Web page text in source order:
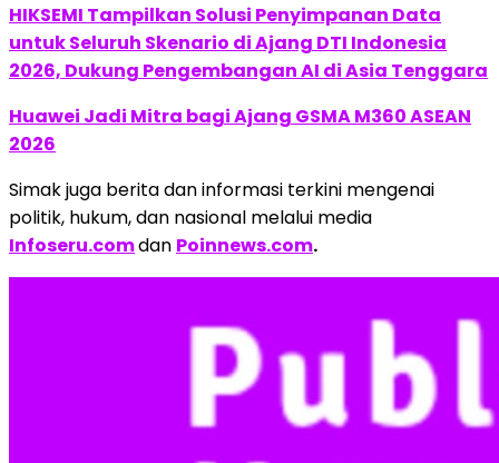
HIKSEMI Tampilkan Solusi Penyimpanan Data
untuk Seluruh Skenario di Ajang DTI Indonesia
2026, Dukung Pengembangan AI di Asia Tenggara
Huawei Jadi Mitra bagi Ajang GSMA M360 ASEAN
2026
Simak juga berita dan informasi terkini mengenai
politik, hukum, dan nasional melalui media
Infoseru.comdan Poinnews.com.